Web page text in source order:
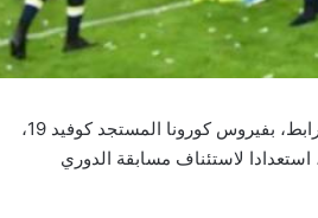
أعلنت إدارة نادي النصر السعودي، عن إصابة الدولي المغربي، نور الدين أمرابط، بفيروس كورونا المستجد كوفيد 19،
استعدادا لاستئناف مسابقة الدوري